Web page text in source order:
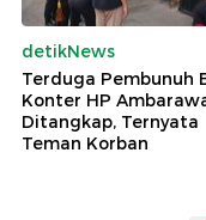
detikNews
Terduga Pembunuh
Konter HP
Ditangkap, Ternyata
Teman Korban